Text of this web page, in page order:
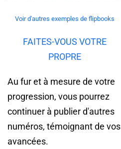
Voir d'autres exemples de flipbooks
FAITES-VOUS VOTRE
PROPRE
Au fur et à mesure de votre
progression, vous pourrez
continuer à publier d'autres
numéros, témoignant de vos
avancées.